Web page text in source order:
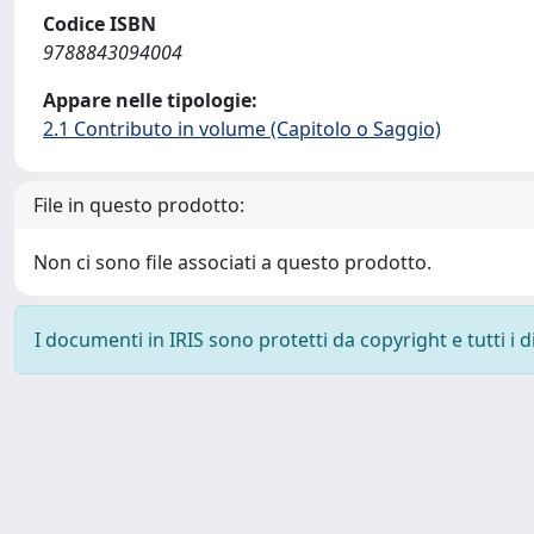
Codice ISBN
9788843094004
Appare nelle tipologie:
2.1 Contributo in volume (Capitolo o Saggio)
File in questo prodotto:
Non ci sono file associati a questo prodotto.
I documenti in IRIS sono protetti da copyright e tutti i